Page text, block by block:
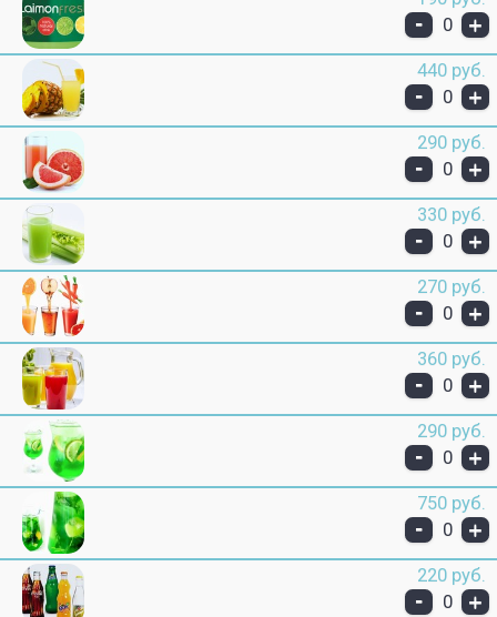
- 0 +
440 руб.
- 0 +
290 руб.
- 0 +
330 руб.
- 0 +
270 руб.
- 0 +
360 руб.
- 0 +
290 руб.
- 0 +
750 руб.
- 0 +
220 руб.
- 0 +